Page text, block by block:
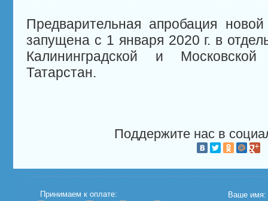
Предварительная апробация
запущена с 1 января 2020 г. в
Калининградской и Московской
Татарстан.
Поддержите нас в
Принимаем к оплате: Ваше имя: